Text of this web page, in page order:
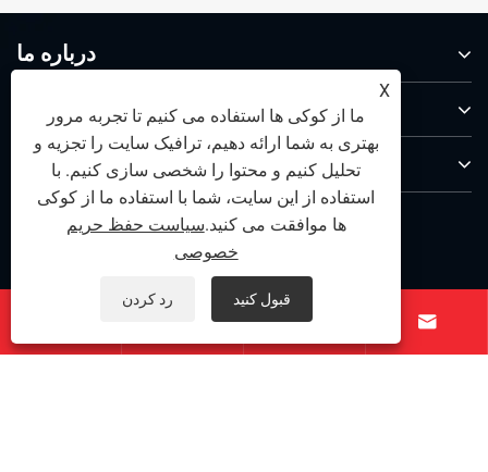
درباره ما
محصولات
با ما تماس بگیرید
ما را دنبال کنید
 
X
ما از کوکی ها استفاده می کنیم تا تجربه مرور
بهتری به شما ارائه دهیم، ترافیک سایت را تجزیه و
تحلیل کنیم و محتوا را شخصی سازی کنیم. با
استفاده از این سایت، شما با استفاده ما از کوکی
ها موافقت می کنید.سیاست حفظ حریم
خصوصی
رد کردن قبول کنید